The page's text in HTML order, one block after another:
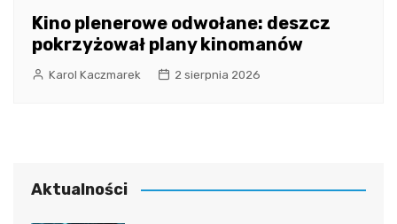
Kino plenerowe odwołane: deszcz
pokrzyżował plany kinomanów
Karol Kaczmarek 2 sierpnia 2026
Aktualności